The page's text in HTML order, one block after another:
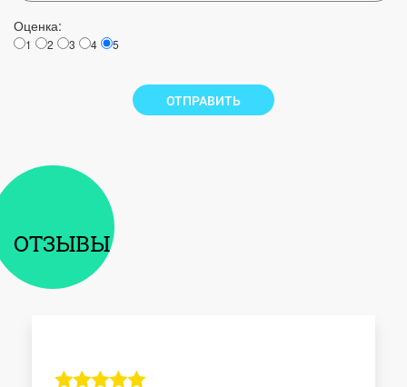
Оценка:
1 2 3 4 5
ОТПРАВИТЬ
ОТЗЫВЫ